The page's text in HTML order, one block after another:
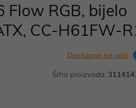
Flow RGB, bijelo
CC-H61FW-
Dostupno na upit
Šifra proizvoda: